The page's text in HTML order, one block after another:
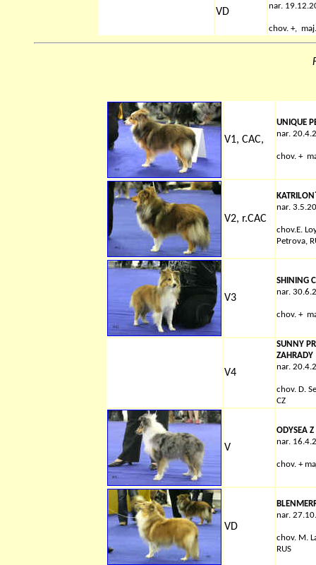
VD
nar.
chov. +,
V1, CAC,
UNIQUE
nar.
chov. +
V2, r.CAC
nar.
chov.E.
Petrova,
V3
SHINING
nar.
chov. +
V4
SUNNY
ZAHRADY
nar.
chov. D.
CZ
V
ODYSEA
nar.
chov. +
VD
nar.
chov. M.
RUS